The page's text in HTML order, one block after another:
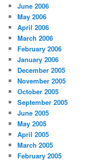
June 2006
May 2006
April 2006
March 2006
February 2006
January 2006
December 2005
November 2005
October 2005
September 2005
June 2005
May 2005
April 2005
March 2005
February 2005